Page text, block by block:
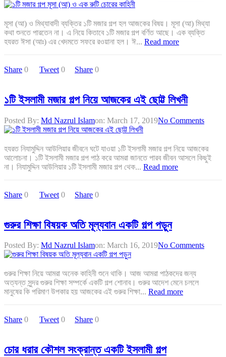
মূসা (আ) ও মিথ্যাবাদী ব্যক্তির ১টি মজার গল্প হল আজকের বিষয়। মূসা (আ) মিথ্যা
কথা শুনতে পারতেন না। এ নিয়ে কিতাবে ১টি মজার গল্প বর্ণিত আছে। এক ব্যক্তি
হযরত ঈসা (আঃ) এর খেদমতে সফরে রওয়ানা হল। ঈ... Read more
Share 0 Tweet 0 Share 0
১টি ইসলামী মজার গল্প নিয়ে আজকের এই ছোট্ট লিখনী
Posted By: Md Nazrul Islamon: March 17, 2019No Comments
হযরত নিযামুদ্দিন আউলিয়ার জীবনে ঘটে যাওয়া ১টি ইসলামী মজার গল্প নিয়ে আজকের
আলোচনা। ১টি ইসলামী মজার গল্প পাঠ করে আমরা জানতে পারব জীবন আসলে কিছুই
না। নিযামুদ্দিন আউলিয়ার ১টি ইসলামী মজার গল্প থেক... Read more
Share 0 Tweet 0 Share 0
গুরুর শিক্ষা বিষয়ক অতি মূল্যবান একটি গল্প পড়ুন
Posted By: Md Nazrul Islamon: March 16, 2019No Comments
গুরুর শিক্ষা নিয়ে আমরা অনেক কাহিনী শুনে থাকি। আজ আমরা পাঠকদের জন্য
অত্যন্ত সুন্দর গুরুর শিক্ষা সম্পর্কে একটি গল্প শোনাব। গুরুর আদেশ মেনে চললে
মানুষের কি পরিমাণ উপকার হয় আজকের এই গুরুর শিক্ষা... Read more
Share 0 Tweet 0 Share 0
চোর ধরার কৌশল সংক্রান্ত একটি ইসলামী গল্প